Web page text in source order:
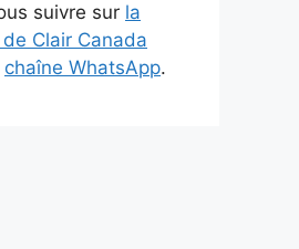
suivre sur la
Clair Canada
chaîne WhatsApp.